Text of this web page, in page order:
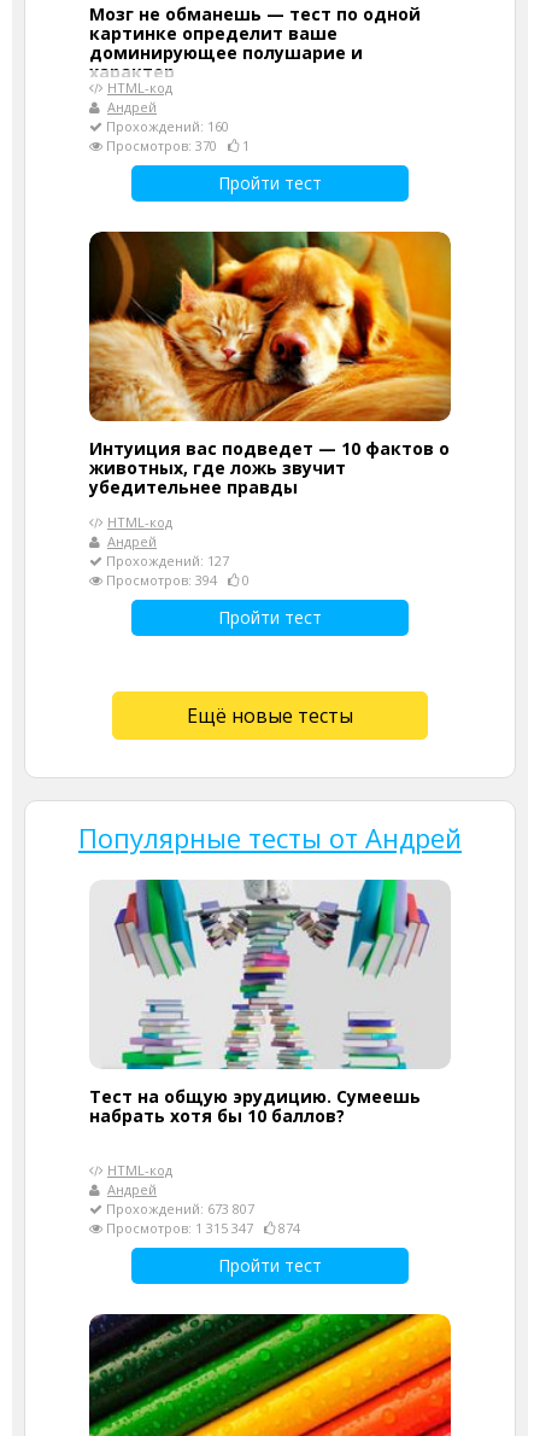
Мозг не обманешь — тест по одной
картинке определит ваше
доминирующее полушарие и
характер
HTML-код
Андрей
Прохождений: 160
Просмотров: 370
1
Пройти тест
Интуиция вас подведет — 10 фактов о
животных, где ложь звучит
убедительнее правды
HTML-код
Андрей
Прохождений: 127
Просмотров: 394
0
Пройти тест
Ещё новые тесты
Популярные тесты от Андрей
Тест на общую эрудицию. Сумеешь
набрать хотя бы 10 баллов?
HTML-код
Андрей
Прохождений: 673 807
Просмотров: 1 315 347
874
Пройти тест